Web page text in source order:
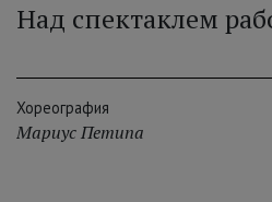
Над спектаклем
Хореография
Мариус Петипа